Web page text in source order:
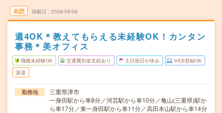
未読 掲載日 2026/08/08
週4OK＊教えてもらえる未経験OK！カンタン
事務＊美オフィス
職種未経験OK 交通費別途支給あり 土日祝日が休み WEB登録OK
派遣
勤務地
三重県津市
一身田駅から車8分／河芸駅から車10分／亀山(三重県)駅か
ら車17分／東一身田駅から車11分／高田本山駅から車14分